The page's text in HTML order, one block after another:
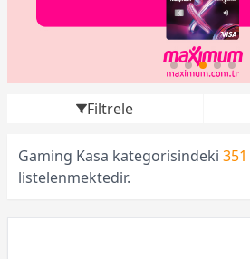
Filtrele
Gaming Kasa kategorisindeki 351
listelenmektedir.